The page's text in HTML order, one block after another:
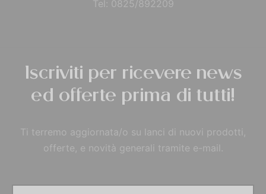
Tel: 0825/892209
Iscriviti per ricevere news
ed offerte prima di tutti!
Ti terremo aggiornata/o su lanci di nuovi prodotti,
offerte, e novità generali tramite e-mail.